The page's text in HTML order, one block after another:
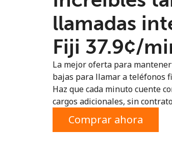
Regístrate conllamadas
Fiji ⁦37.9¢⁩/
La mejor oferta para
bajas para llamar a teléfonos
Haz que cada minuto cuente
cargos adicionales, sin
Comprar ahora